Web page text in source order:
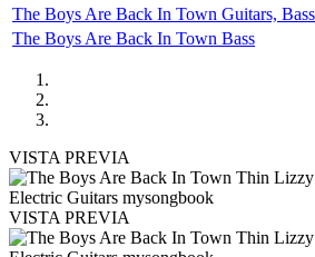
The Boys Are Back In Town Guitars,
The Boys Are Back In Town Bass
VISTA PREVIA
VISTA PREVIA